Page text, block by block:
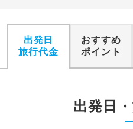
出発日
旅行代金
おすすめ
ポイント
出発日